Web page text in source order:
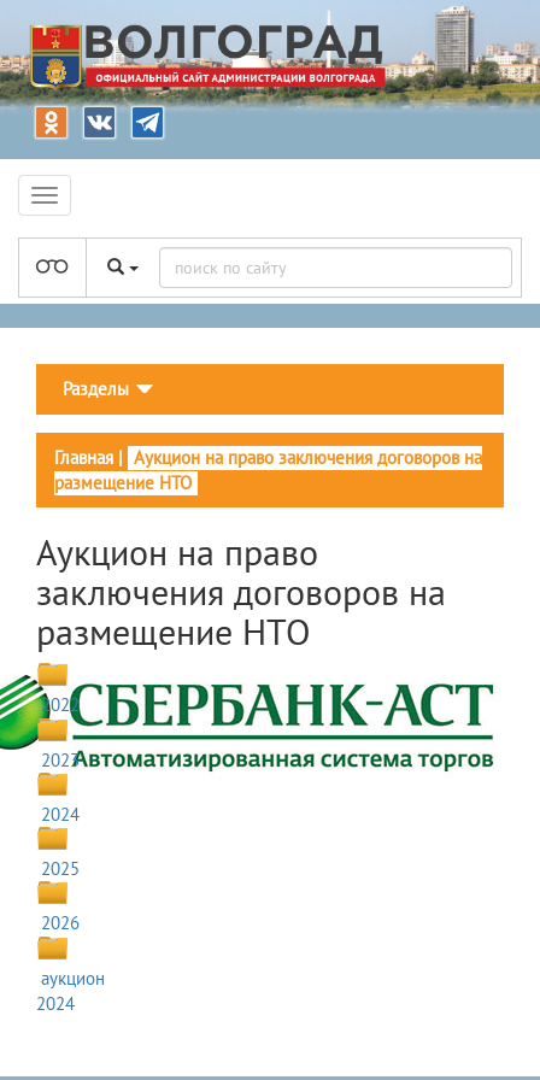
Разделы
Главная | Аукцион на право заключения договоров на
размещение НТО
Аукцион на право
заключения договоров на
размещение НТО
2022
2023
2024
2025
2026
аукцион
2024